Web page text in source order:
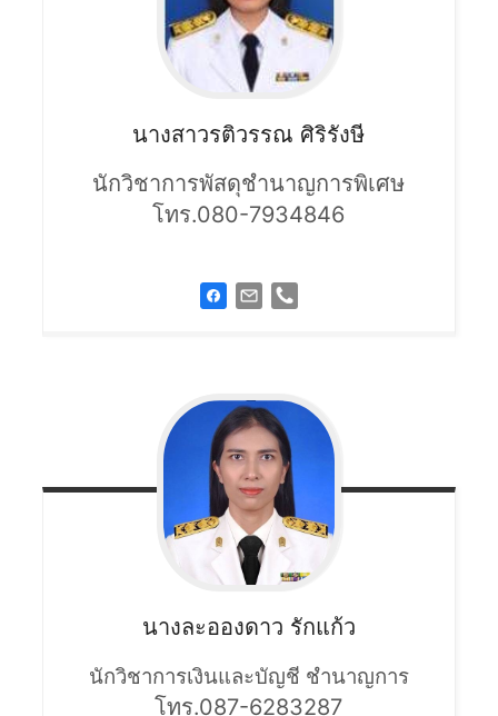
นางสาวรติวรรณ ศิริรังษี
นักวิชาการพัสดุชำนาญการพิเศษ
โทร.080-7934846
นางละอองดาว รักแก้ว
นักวิชาการเงินและบัญชี ชำนาญการ
โทร.087-6283287